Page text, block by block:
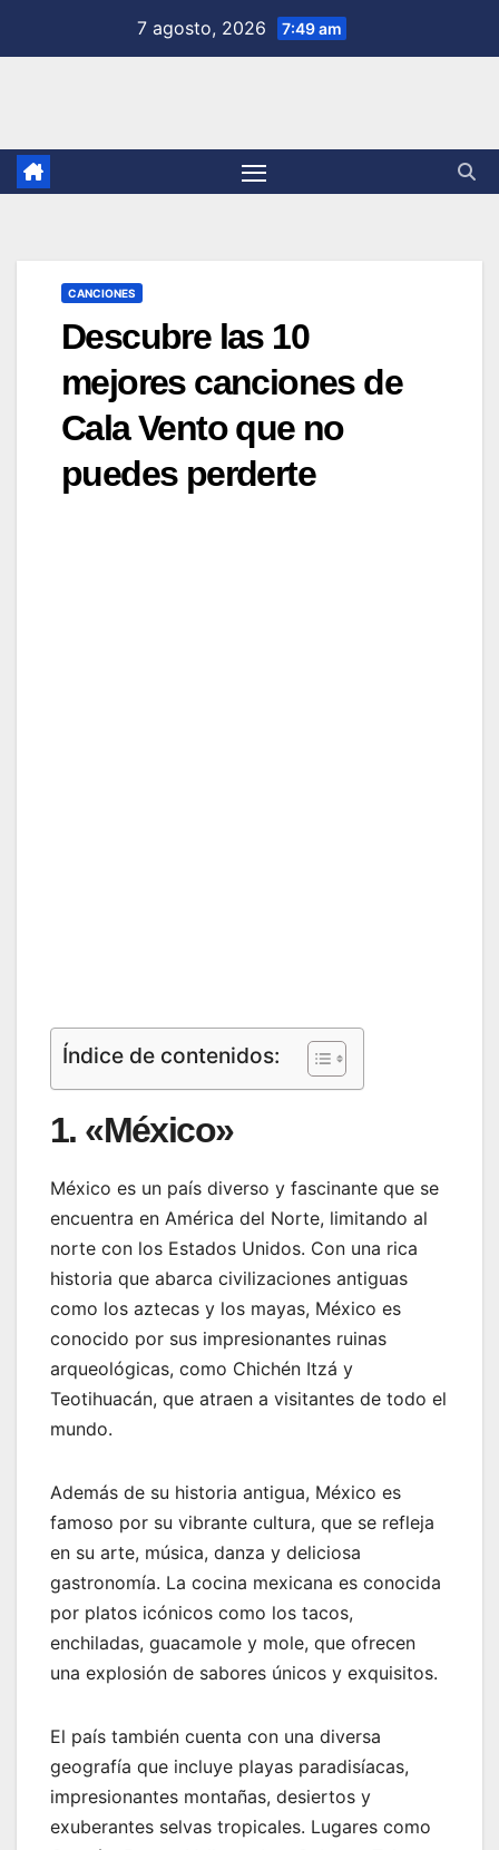
7 agosto, 2026 7:49 am
CANCIONES
Descubre las 10
mejores canciones de
Cala Vento que no
puedes perderte
Índice de contenidos:
1. «México»
México es un país diverso y fascinante que se
encuentra en América del Norte, limitando al
norte con los Estados Unidos. Con una rica
historia que abarca civilizaciones antiguas
como los aztecas y los mayas, México es
conocido por sus impresionantes ruinas
arqueológicas, como Chichén Itzá y
Teotihuacán, que atraen a visitantes de todo el
mundo.
Además de su historia antigua, México es
famoso por su vibrante cultura, que se refleja
en su arte, música, danza y deliciosa
gastronomía. La cocina mexicana es conocida
por platos icónicos como los tacos,
enchiladas, guacamole y mole, que ofrecen
una explosión de sabores únicos y exquisitos.
El país también cuenta con una diversa
geografía que incluye playas paradisíacas,
impresionantes montañas, desiertos y
exuberantes selvas tropicales. Lugares como